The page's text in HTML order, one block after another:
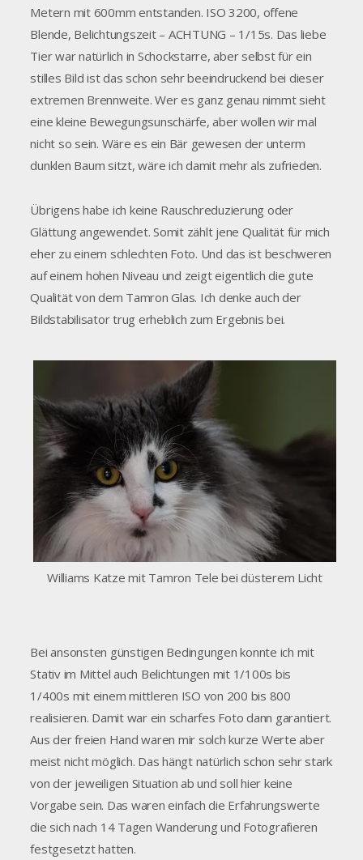
Metern mit 600mm entstanden. ISO 3200, offene
Blende, Belichtungszeit – ACHTUNG – 1/15s. Das liebe
Tier war natürlich in Schockstarre, aber selbst für ein
stilles Bild ist das schon sehr beeindruckend bei dieser
extremen Brennweite. Wer es ganz genau nimmt sieht
eine kleine Bewegungsunschärfe, aber wollen wir mal
nicht so sein. Wäre es ein Bär gewesen der unterm
dunklen Baum sitzt, wäre ich damit mehr als zufrieden.
Übrigens habe ich keine Rauschreduzierung oder
Glättung angewendet. Somit zählt jene Qualität für mich
eher zu einem schlechten Foto. Und das ist beschweren
auf einem hohen Niveau und zeigt eigentlich die gute
Qualität von dem Tamron Glas. Ich denke auch der
Bildstabilisator trug erheblich zum Ergebnis bei.
Williams Katze mit Tamron Tele bei düsterem Licht
Bei ansonsten günstigen Bedingungen konnte ich mit
Stativ im Mittel auch Belichtungen mit 1/100s bis
1/400s mit einem mittleren ISO von 200 bis 800
realisieren. Damit war ein scharfes Foto dann garantiert.
Aus der freien Hand waren mir solch kurze Werte aber
meist nicht möglich. Das hängt natürlich schon sehr stark
von der jeweiligen Situation ab und soll hier keine
Vorgabe sein. Das waren einfach die Erfahrungswerte
die sich nach 14 Tagen Wanderung und Fotografieren
festgesetzt hatten.